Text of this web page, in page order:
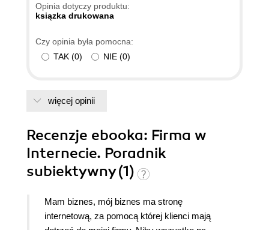
Opinia dotyczy produktu:
ksiązka drukowana
Czy opinia była pomocna:
TAK (0) NIE (0)
więcej opinii
Recenzje ebooka: Firma w
Internecie. Poradnik
subiektywny (1)
Mam biznes, mój biznes ma stronę
internetową, za pomocą której klienci mają